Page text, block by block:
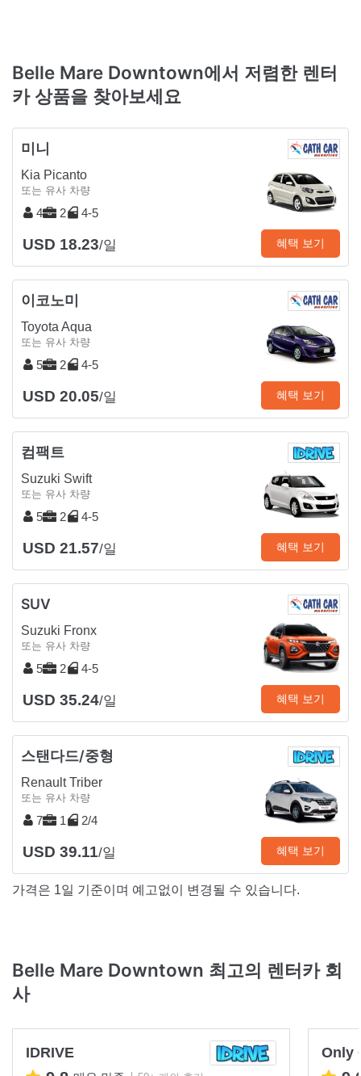
Belle Mare Downtown에서 저렴한 렌터
카 상품을 찾아보세요
미니
Kia Picanto
또는 유사 차량
4 2 4-5
USD 18.23/일 혜택 보기
이코노미
Toyota Aqua
또는 유사 차량
5 2 4-5
USD 20.05/일 혜택 보기
컴팩트
Suzuki Swift
또는 유사 차량
5 2 4-5
USD 21.57/일 혜택 보기
SUV
Suzuki Fronx
또는 유사 차량
5 2 4-5
USD 35.24/일 혜택 보기
스탠다드/중형
Renault Triber
또는 유사 차량
7 1 2/4
USD 39.11/일 혜택 보기
가격은 1일 기준이며 예고없이 변경될 수 있습니다.
Belle Mare Downtown 최고의 렌터카 회
사
IDRIVE Only